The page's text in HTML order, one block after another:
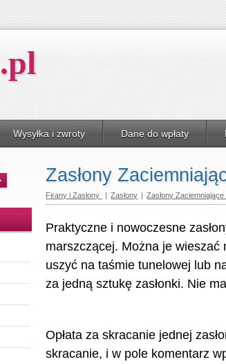
.pl
Wysyłka i zwroty Dane do wpłaty
Zasłony
Firany i Zasłony | Zasłony | Zasłony
Praktyczne i nowoczesne
marszczącej. Można je wieszać
uszyć na taśmie tunelowej lub
za jedną sztukę zasłonki. Nie
Opłata za skracanie jednej
skracanie, i w pole komentarz